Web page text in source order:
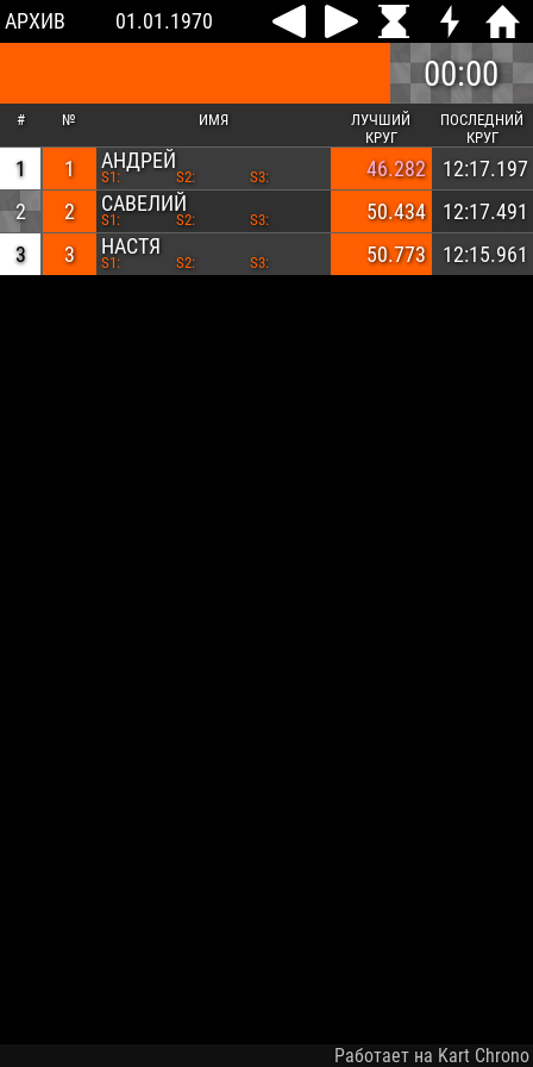
АРХИВ 01.01.1970
00:00
# № ИМЯ
ЛУЧШИЙ
КРУГ
ПОСЛЕДНИЙ
КРУГ
1 1 АНДРЕЙ
S1: S2: S3: 46.282
12:17.197
2
2 САВЕЛИЙ
S1: S2: S3: 50.434
12:17.491
3
3 НАСТЯ
S1: S2: S3: 50.773 12:15.961
Работает на Kart Chrono